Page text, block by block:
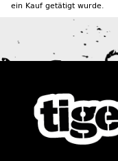
ein Kauf getätigt wurde.